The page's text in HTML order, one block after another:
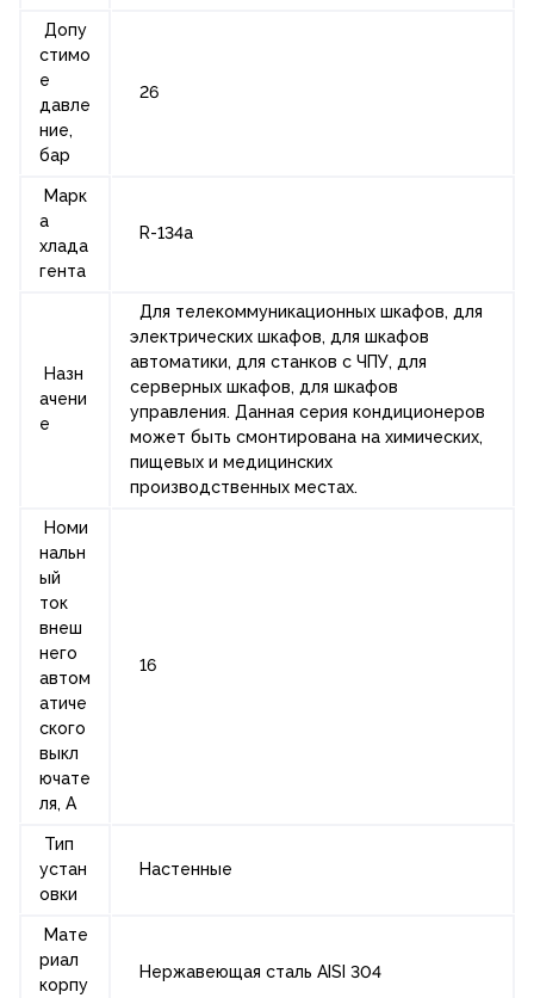
Допу
стимо
е
давле
ние,
бар
26
Марк
а
хлада
гента
R-134a
Назн
ачени
е
Для телекоммуникационных шкафов, для
электрических шкафов, для шкафов
автоматики, для станков с ЧПУ, для
серверных шкафов, для шкафов
управления. Данная серия кондиционеров
может быть смонтирована на химических,
пищевых и медицинских
производственных местах.
Номи
нальн
ый
ток
внеш
него
автом
атиче
ского
выкл
ючате
ля, А
16
Тип
устан
овки
Настенные
Мате
риал
корпу
Нержавеющая сталь AISI 304